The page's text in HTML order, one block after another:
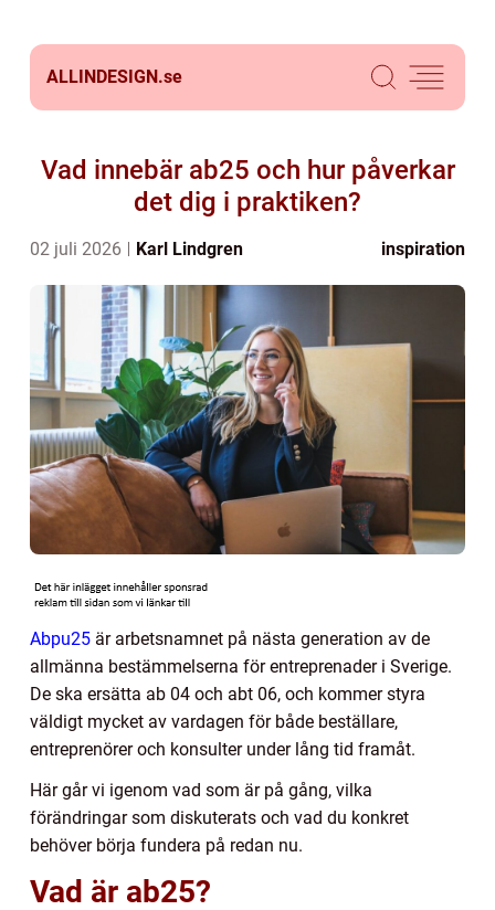
ALLINDESIGN.se
Vad innebär ab25 och hur påverkar
det dig i praktiken?
02 juli 2026 Karl Lindgren inspiration
Abpu25 är arbetsnamnet på nästa generation av de
allmänna bestämmelserna för entreprenader i Sverige.
De ska ersätta ab 04 och abt 06, och kommer styra
väldigt mycket av vardagen för både beställare,
entreprenörer och konsulter under lång tid framåt.
Här går vi igenom vad som är på gång, vilka
förändringar som diskuterats och vad du konkret
behöver börja fundera på redan nu.
Vad är ab25?